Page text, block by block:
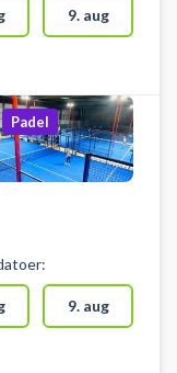
9. aug
Padel
9. aug